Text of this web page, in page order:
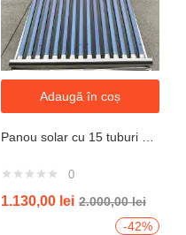
Adaugă în coș
0
1.130,00 lei 2.000,00lei
-42%